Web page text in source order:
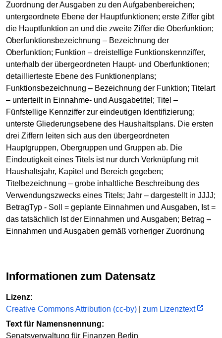
Zuordnung der Ausgaben zu den Aufgabenbereichen;
untergeordnete Ebene der Hauptfunktionen; erste Ziffer gibt
die Hauptfunktion an und die zweite Ziffer die Oberfunktion;
Oberfunktionsbezeichnung – Bezeichnung der
Oberfunktion; Funktion – dreistellige Funktionskennziffer,
unterhalb der übergeordneten Haupt- und Oberfunktionen;
detaillierteste Ebene des Funktionenplans;
Funktionsbezeichnung – Bezeichnung der Funktion; Titelart
– unterteilt in Einnahme- und Ausgabetitel; Titel –
Fünfstellige Kennziffer zur eindeutigen Identifizierung;
unterste Gliederungsebene des Haushaltsplans. Die ersten
drei Ziffern leiten sich aus den übergeordneten
Hauptgruppen, Obergruppen und Gruppen ab. Die
Eindeutigkeit eines Titels ist nur durch Verknüpfung mit
Haushaltsjahr, Kapitel und Bereich gegeben;
Titelbezeichnung – grobe inhaltliche Beschreibung des
Verwendungszwecks eines Titels; Jahr – dargestellt in JJJJ;
BetragTyp - Soll = geplante Einnahmen und Ausgaben, Ist =
das tatsächlich Ist der Einnahmen und Ausgaben; Betrag –
Einnahmen und Ausgaben gemäß vorheriger Zuordnung
Informationen zum Datensatz
Lizenz:
Creative Commons Attribution (cc-by)
zum Lizenztext
Text für Namensnennung:
Senatsverwaltung für Finanzen Berlin